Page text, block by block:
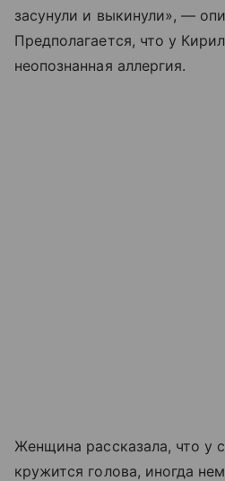
засунули и выкинули», —
Предполагается, что у
неопознанная аллергия.
Женщина рассказала, что у
кружится голова, иногда